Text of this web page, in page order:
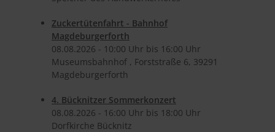
Zuckertütenfahrt - Bahnhof
Magdeburgerforth
08.​08.​2026 - 10:00 Uhr bis 16:00 Uhr
Museumsbahnhof , Forststraße 6, 39291
Magdeburgerforth
4. Bücknitzer Sommerkonzert
08.​08.​2026 - 16:00 Uhr bis 18:00 Uhr
Dorfkirche Bücknitz